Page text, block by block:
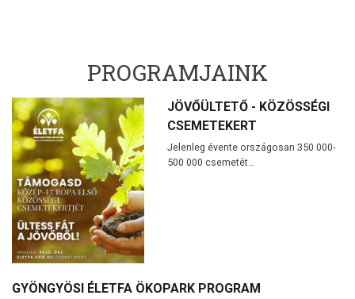
PROGRAMJAINK
JÖVŐÜLTETŐ - KÖZÖSSÉGI
CSEMETEKERT
Jelenleg évente országosan 350 000-
500 000 csemetét…
GYÖNGYÖSI ÉLETFA ÖKOPARK PROGRAM